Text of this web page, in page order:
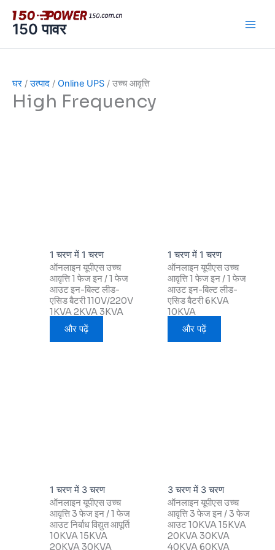
容
150 पावर
घर /उत्पाद / Online UPS / उच्च आवृत्ति
High Frequency
1 चरण में 1 चरण
ऑनलाइन यूपीएस उच्च
आवृत्ति 1 फेज इन / 1 फेज
आउट इन-बिल्ट लीड-
एसिड बैटरी 110V/220V
1KVA 2KVA 3KVA
और पढ़ें
1 चरण में 1 चरण
ऑनलाइन यूपीएस उच्च
आवृत्ति 1 फेज इन / 1 फेज
आउट इन-बिल्ट लीड-
एसिड बैटरी 6KVA
10KVA
और पढ़ें
1 चरण में 3 चरण
ऑनलाइन यूपीएस उच्च
आवृत्ति 3 फेज इन / 1 फेज
आउट निर्बाध विद्युत आपूर्ति
10KVA 15KVA
20KVA 30KVA
3 चरण में 3 चरण
ऑनलाइन यूपीएस उच्च
आवृत्ति 3 फेज इन / 3 फेज
आउट 10KVA 15KVA
20KVA 30KVA
40KVA 60KVA